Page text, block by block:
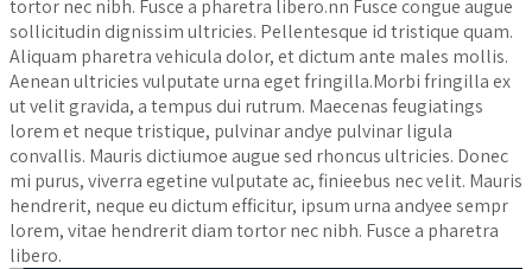
tortor nec nibh. Fusce a pharetra libero.nn Fusce congue augue
sollicitudin dignissim ultricies. Pellentesque id tristique quam.
Aliquam pharetra vehicula dolor, et dictum ante males mollis.
Aenean ultricies vulputate urna eget fringilla.Morbi fringilla ex
ut velit gravida, a tempus dui rutrum. Maecenas feugiatings
lorem et neque tristique, pulvinar andye pulvinar ligula
convallis. Mauris dictiumoe augue sed rhoncus ultricies. Donec
mi purus, viverra egetine vulputate ac, finieebus nec velit. Mauris
hendrerit, neque eu dictum efficitur, ipsum urna andyee sempr
lorem, vitae hendrerit diam tortor nec nibh. Fusce a pharetra
libero.